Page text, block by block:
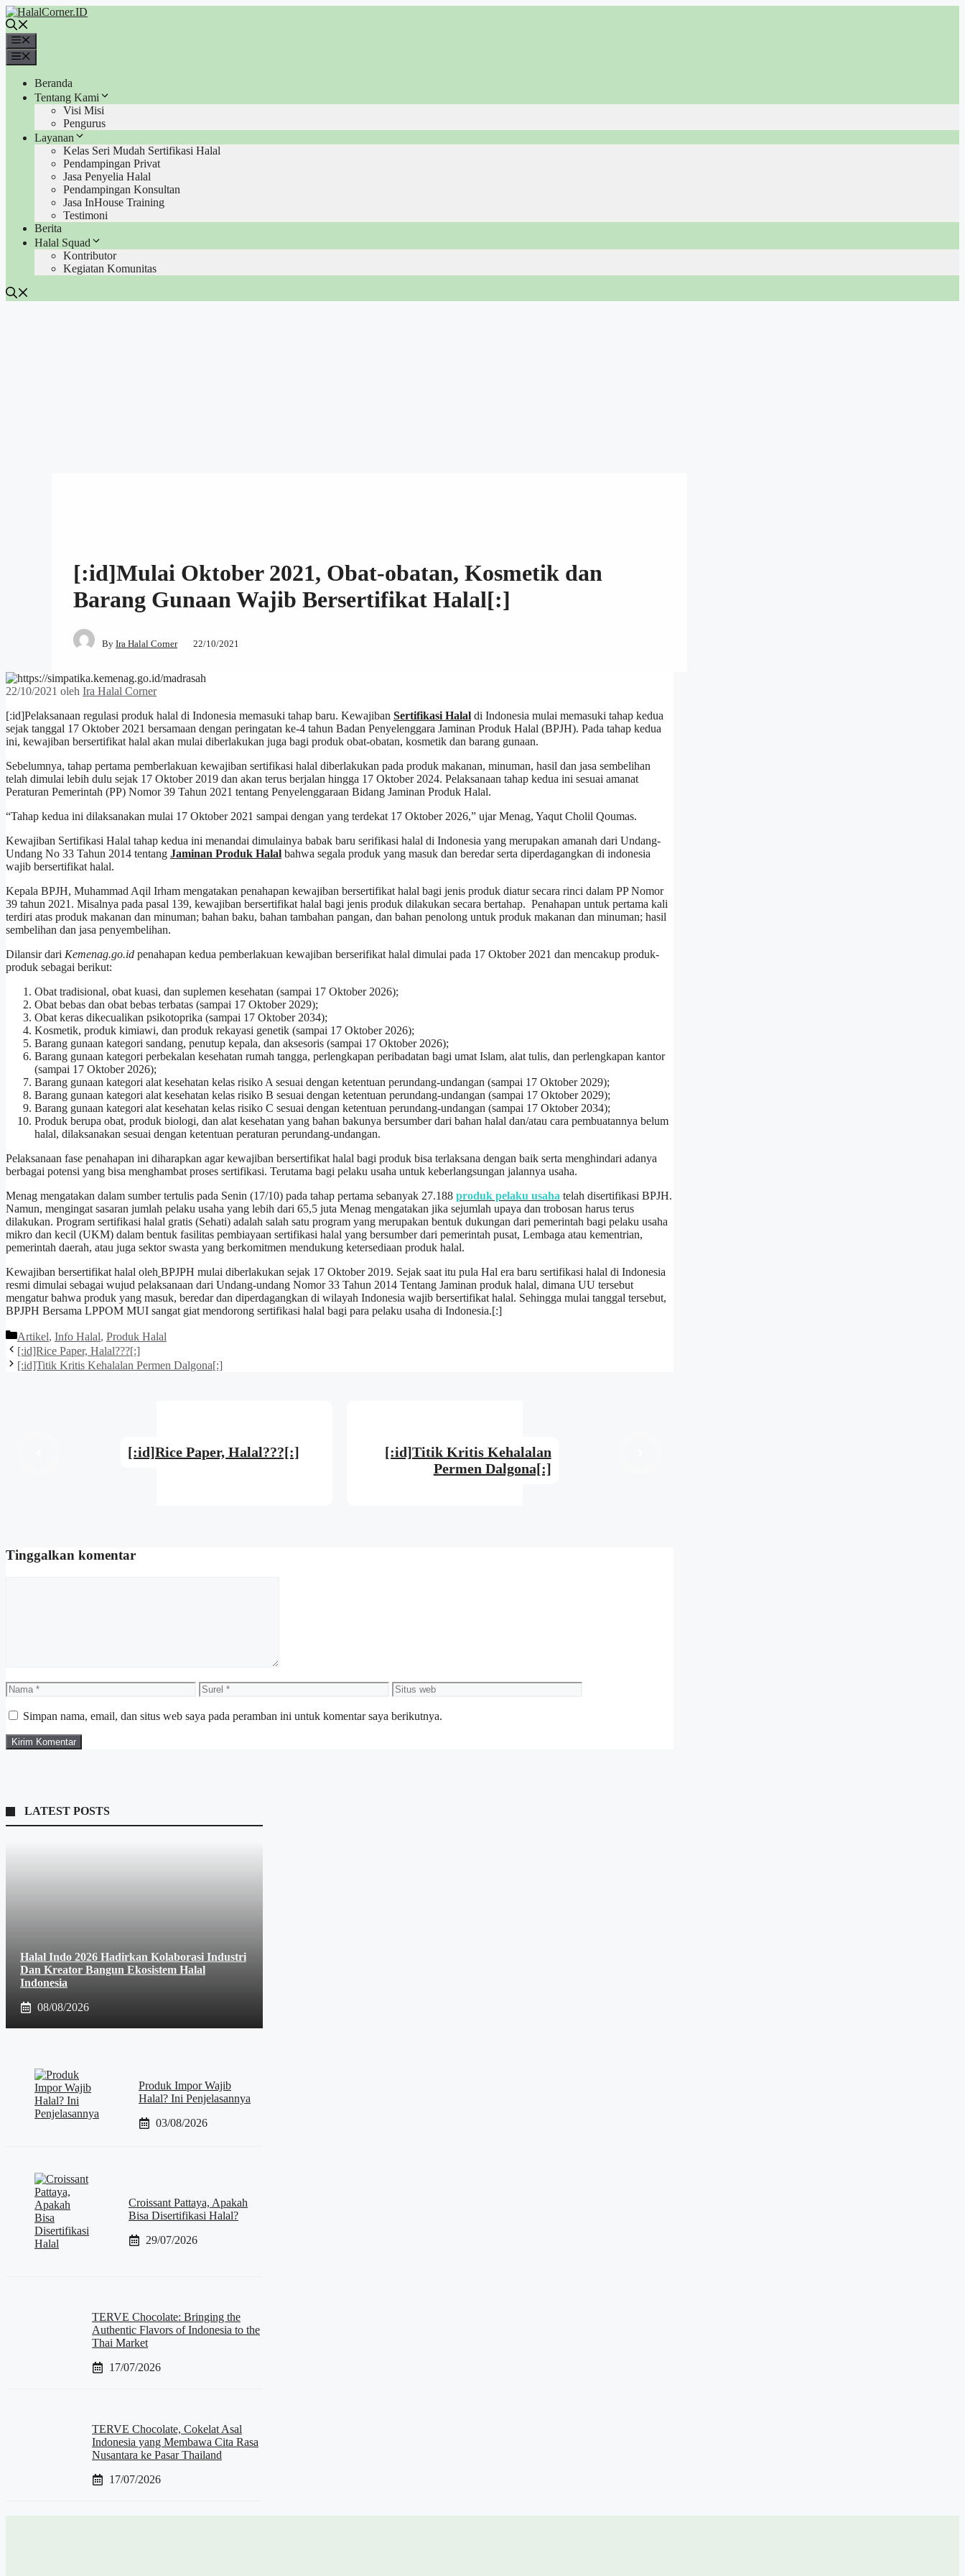
Langsung
ke
isi
Beranda
Tentang Kami
Visi Misi
Pengurus
Layanan
Kelas Seri Mudah Sertifikasi Halal
Pendampingan Privat
Jasa Penyelia Halal
Pendampingan Konsultan
Jasa InHouse Training
Testimoni
Berita
Halal Squad
Kontributor
Kegiatan Komunitas
[:id]Mulai Oktober 2021, Obat-obatan, Kosmetik dan
Barang Gunaan Wajib Bersertifikat Halal[:]
By Ira Halal Corner 22/10/2021
22/10/2021 oleh Ira Halal Corner
[:id]Pelaksanaan regulasi produk halal di Indonesia memasuki tahap baru. Kewajiban Sertifikasi Halal di Indonesia mulai memasuki tahap kedua
sejak tanggal 17 Oktober 2021 bersamaan dengan peringatan ke-4 tahun Badan Penyelenggara Jaminan Produk Halal (BPJH). Pada tahap kedua
ini, kewajiban bersertifikat halal akan mulai diberlakukan juga bagi produk obat-obatan, kosmetik dan barang gunaan.
Sebelumnya, tahap pertama pemberlakuan kewajiban sertifikasi halal diberlakukan pada produk makanan, minuman, hasil dan jasa sembelihan
telah dimulai lebih dulu sejak 17 Oktober 2019 dan akan terus berjalan hingga 17 Oktober 2024. Pelaksanaan tahap kedua ini sesuai amanat
Peraturan Pemerintah (PP) Nomor 39 Tahun 2021 tentang Penyelenggaraan Bidang Jaminan Produk Halal.
“Tahap kedua ini dilaksanakan mulai 17 Oktober 2021 sampai dengan yang terdekat 17 Oktober 2026,” ujar Menag, Yaqut Cholil Qoumas.
Kewajiban Sertifikasi Halal tahap kedua ini menandai dimulainya babak baru serifikasi halal di Indonesia yang merupakan amanah dari Undang-
Undang No 33 Tahun 2014 tentang Jaminan Produk Halal bahwa segala produk yang masuk dan beredar serta diperdagangkan di indonesia
wajib bersertifikat halal.
Kepala BPJH, Muhammad Aqil Irham mengatakan penahapan kewajiban bersertifikat halal bagi jenis produk diatur secara rinci dalam PP Nomor
39 tahun 2021. Misalnya pada pasal 139, kewajiban bersertifikat halal bagi jenis produk dilakukan secara bertahap. Penahapan untuk pertama kali
terdiri atas produk makanan dan minuman; bahan baku, bahan tambahan pangan, dan bahan penolong untuk produk makanan dan minuman; hasil
sembelihan dan jasa penyembelihan.
Dilansir dari Kemenag.go.id penahapan kedua pemberlakuan kewajiban berserifikat halal dimulai pada 17 Oktober 2021 dan mencakup produk-
produk sebagai berikut:
Obat tradisional, obat kuasi, dan suplemen kesehatan (sampai 17 Oktober 2026);
Obat bebas dan obat bebas terbatas (sampai 17 Oktober 2029);
Obat keras dikecualikan psikotoprika (sampai 17 Oktober 2034);
Kosmetik, produk kimiawi, dan produk rekayasi genetik (sampai 17 Oktober 2026);
Barang gunaan kategori sandang, penutup kepala, dan aksesoris (sampai 17 Oktober 2026);
Barang gunaan kategori perbekalan kesehatan rumah tangga, perlengkapan peribadatan bagi umat Islam, alat tulis, dan perlengkapan kantor
(sampai 17 Oktober 2026);
Barang gunaan kategori alat kesehatan kelas risiko A sesuai dengan ketentuan perundang-undangan (sampai 17 Oktober 2029);
Barang gunaan kategori alat kesehatan kelas risiko B sesuai dengan ketentuan perundang-undangan (sampai 17 Oktober 2029);
Barang gunaan kategori alat kesehatan kelas risiko C sesuai dengan ketentuan perundang-undangan (sampai 17 Oktober 2034);
Produk berupa obat, produk biologi, dan alat kesehatan yang bahan bakunya bersumber dari bahan halal dan/atau cara pembuatannya belum
halal, dilaksanakan sesuai dengan ketentuan peraturan perundang-undangan.
Pelaksanaan fase penahapan ini diharapkan agar kewajiban bersertifikat halal bagi produk bisa terlaksana dengan baik serta menghindari adanya
berbagai potensi yang bisa menghambat proses sertifikasi. Terutama bagi pelaku usaha untuk keberlangsungan jalannya usaha.
Menag mengatakan dalam sumber tertulis pada Senin (17/10) pada tahap pertama sebanyak 27.188 produk pelaku usaha telah disertifikasi BPJH.
Namun, mengingat sasaran jumlah pelaku usaha yang lebih dari 65,5 juta Menag mengatakan jika sejumlah upaya dan trobosan harus terus
dilakukan. Program sertifikasi halal gratis (Sehati) adalah salah satu program yang merupakan bentuk dukungan dari pemerintah bagi pelaku usaha
mikro dan kecil (UKM) dalam bentuk fasilitas pembiayaan sertifikasi halal yang bersumber dari pemerintah pusat, Lembaga atau kementrian,
pemerintah daerah, atau juga sektor swasta yang berkomitmen mendukung ketersediaan produk halal.
Kewajiban bersertifikat halal oleh BPJPH mulai diberlakukan sejak 17 Oktober 2019. Sejak saat itu pula Hal era baru sertifikasi halal di Indonesia
resmi dimulai sebagai wujud pelaksanaan dari Undang-undang Nomor 33 Tahun 2014 Tentang Jaminan produk halal, dimana UU tersebut
mengatur bahwa produk yang masuk, beredar dan diperdagangkan di wilayah Indonesia wajib bersertifikat halal. Sehingga mulai tanggal tersebut,
BPJPH Bersama LPPOM MUI sangat giat mendorong sertifikasi halal bagi para pelaku usaha di Indonesia.[:]
Kategori
Artikel, Info Halal, Produk Halal
[:id]Rice Paper, Halal???[:]
[:id]Titik Kritis Kehalalan Permen Dalgona[:]
[:id]Rice Paper, Halal???[:]
[:id]Titik Kritis Kehalalan
Permen Dalgona[:]
Tinggalkan komentar
Nama Surel
Situs
web
Simpan nama, email, dan situs web saya pada peramban ini untuk komentar saya berikutnya.
LATEST POSTS
Halal Indo 2026 Hadirkan Kolaborasi Industri
Dan Kreator Bangun Ekosistem Halal
Indonesia
08/08/2026
Produk Impor Wajib
Halal? Ini Penjelasannya
03/08/2026
Croissant Pattaya, Apakah
Bisa Disertifikasi Halal?
29/07/2026
TERVE Chocolate: Bringing the
Authentic Flavors of Indonesia to the
Thai Market
17/07/2026
TERVE Chocolate, Cokelat Asal
Indonesia yang Membawa Cita Rasa
Nusantara ke Pasar Thailand
17/07/2026